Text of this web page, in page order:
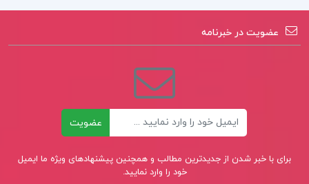
کتاب خدا و انسان در قرآن دکتر توشیهیکو
ایزوتسو
عضویت در خبرنامه
عضویت
برای با خبر شدن از جدیدترین مطالب و همچنین پیشنهادهای ویژه ما ایمیل
خود را وارد نمایید.